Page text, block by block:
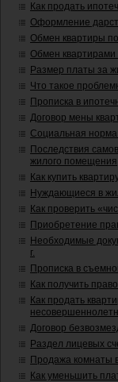
Как продать
Оформление
Обмен квартиры
Обмен
Размер платы за
Что такое
Прописка в
Договор мены
Социальная
Последствия
жилого помещения
Как купить
Нуждающиеся в
Как проверить
Приобретение
Необходимые
г.
Прописка в
Как получить
Как продать
Договор
Раздел лицевых
Продажа комнаты
Как уменьшить